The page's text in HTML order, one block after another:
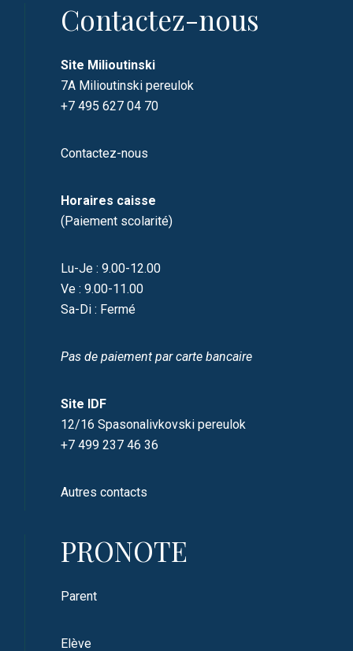
Contactez-nous
Site Milioutinski
7A Milioutinski pereulok
+7 495 627 04 70
Contactez-nous
Horaires caisse
(Paiement scolarité)
Lu-Je : 9.00-12.00
Ve : 9.00-11.00
Sa-Di : Fermé
Pas de paiement par carte bancaire
Site IDF
12/16 Spasonalivkovski pereulok
+7 499 237 46 36
Autres contacts
PRONOTE
Parent
Elève